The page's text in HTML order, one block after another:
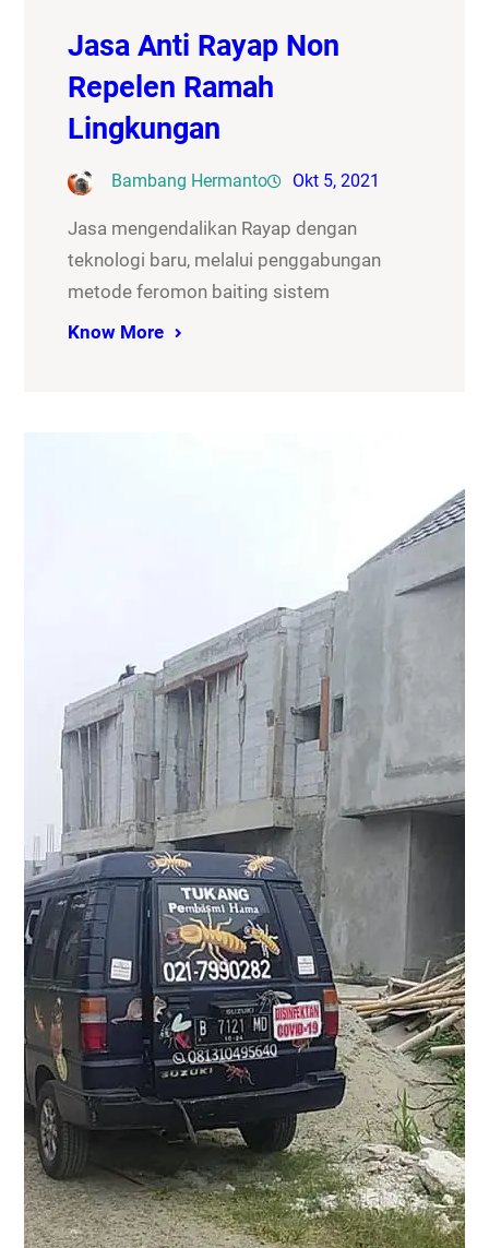
Jasa Anti Rayap Non
Repelen Ramah
Lingkungan
Bambang Hermanto Okt 5, 2021
Jasa mengendalikan Rayap dengan
teknologi baru, melalui penggabungan
metode feromon baiting sistem
Know More